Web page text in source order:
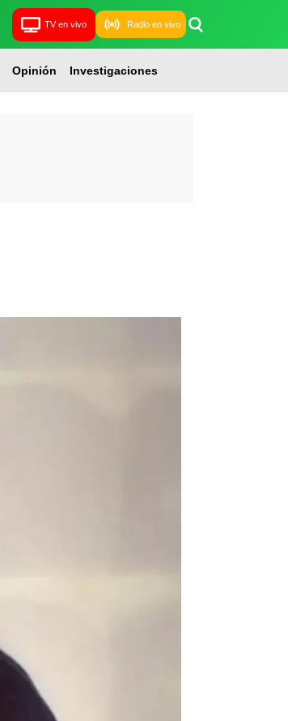
TV en vivo Radio en vivo
Opinión Investigaciones